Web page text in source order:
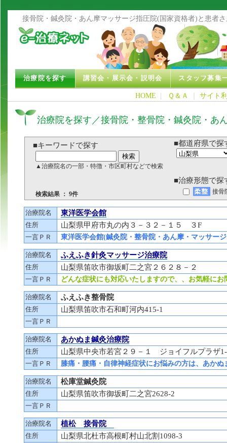
接骨院・鍼灸院・あん摩マッサージ指圧院(国家資格者)と患者
治療院を探す 講習会・展示会・説明会 スタッフ募集
HOME | Ｑ＆Ａ サイト
治療院を探す／接骨院・整骨院・鍼灸院・あ
■キーワードで探す
▲治療院名の一部・特徴・市区町村などで検索
■都道府県で探
検索結果 ： 9件
■治療形態で探
接骨
治療院名 東洋医学会館
住所 山梨県甲府市丸の内３－３２－１５ ３F
一言ＰＲ 東洋医学会館(鍼灸院・整骨院・あん摩・マッサー
治療院名 ふえふき針灸マッサージ治療院
住所 山梨県笛吹市御坂町二之宮２６２８－２
一言ＰＲ どんな症状にも対応いたしますので、、お気軽に
治療院名 ふえふき整骨院
住所 山梨県笛吹市石和町河内415-1
一言ＰＲ
治療院名 あかぬま鍼灸治療院
住所 山梨県中央市若宮２９－１ ジョイフルプラザ
一言ＰＲ 膝痛・腰痛・自律神経症状にお悩みの方は、あか
治療院名 松庫堂鍼灸院
住所 山梨県笛吹市御坂町二之宮2628-2
一言ＰＲ
治療院名 植松 接骨院
住所 山梨県北杜市高根町村山北割1098-3